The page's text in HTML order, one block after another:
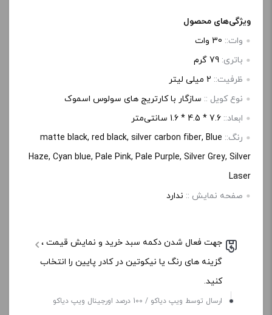
ویژگی‌های محصول
وات:: 30 وات
باتری: 79 گرم
ظرفیت:: 2 میلی لیتر
نوع کویل :: سازگار با کارتریج های سولوس اسموک
ابعاد:: 7.6 * 4.5 * 1.6 سانتی‌متر
رنگ:: matte black, red black, silver carbon fiber, Blue
Haze, Cyan blue, Pale Pink, Pale Purple, Silver Grey, Silver
Laser
صفحه‌ نمایش :: ندارد
جهت فعال شدن دکمه سبد خرید و نمایش قیمت ،
گزینه های رنگ یا نیکوتین در کادر پایین را انتخاب
کنید.
ارسال توسط ویپ دیاکو / 100 درصد اورجینال ویپ دیاکو